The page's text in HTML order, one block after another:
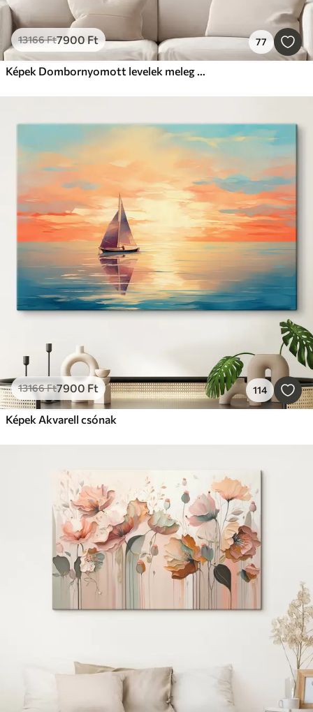
13166Ft7900 Ft 77
Képek Dombornyomott levelek meleg bézs árnyalatokban
13166Ft7900 Ft 114
Képek Akvarell csónak